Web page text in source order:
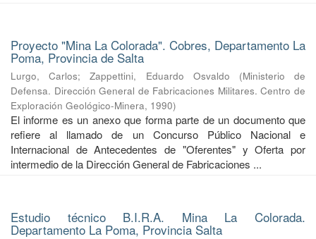
Proyecto "Mina La Colorada". Cobres, Departamento La
Poma, Provincia de Salta
Lurgo, Carlos;Zappettini, Eduardo Osvaldo (Ministerio de
Defensa. Dirección General de Fabricaciones Militares. Centro de
Exploración Geológico-Minera, 1990)
El informe es un anexo que forma parte de un documento que
refiere al llamado de un Concurso Público Nacional e
Internacional de Antecedentes de "Oferentes" y Oferta por
intermedio de la Dirección General de Fabricaciones ...
Estudio técnico B.I.R.A. Mina La Colorada.
Departamento La Poma, Provincia Salta